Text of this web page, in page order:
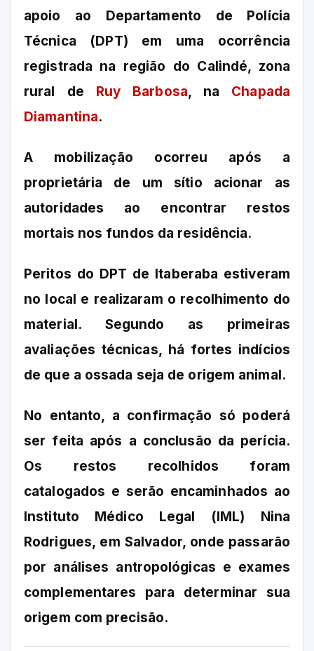
apoio ao Departamento de Polícia
Técnica (DPT) em uma ocorrência
registrada na região do Calindé, zona
rural de Ruy Barbosa, na Chapada
Diamantina.
A mobilização ocorreu após a
proprietária de um sítio acionar as
autoridades ao encontrar restos
mortais nos fundos da residência.
Peritos do DPT de Itaberaba estiveram
no local e realizaram o recolhimento do
material. Segundo as primeiras
avaliações técnicas, há fortes indícios
de que a ossada seja de origem animal.
No entanto, a confirmação só poderá
ser feita após a conclusão da perícia.
Os restos recolhidos foram
catalogados e serão encaminhados ao
Instituto Médico Legal (IML) Nina
Rodrigues, em Salvador, onde passarão
por análises antropológicas e exames
complementares para determinar sua
origem com precisão.